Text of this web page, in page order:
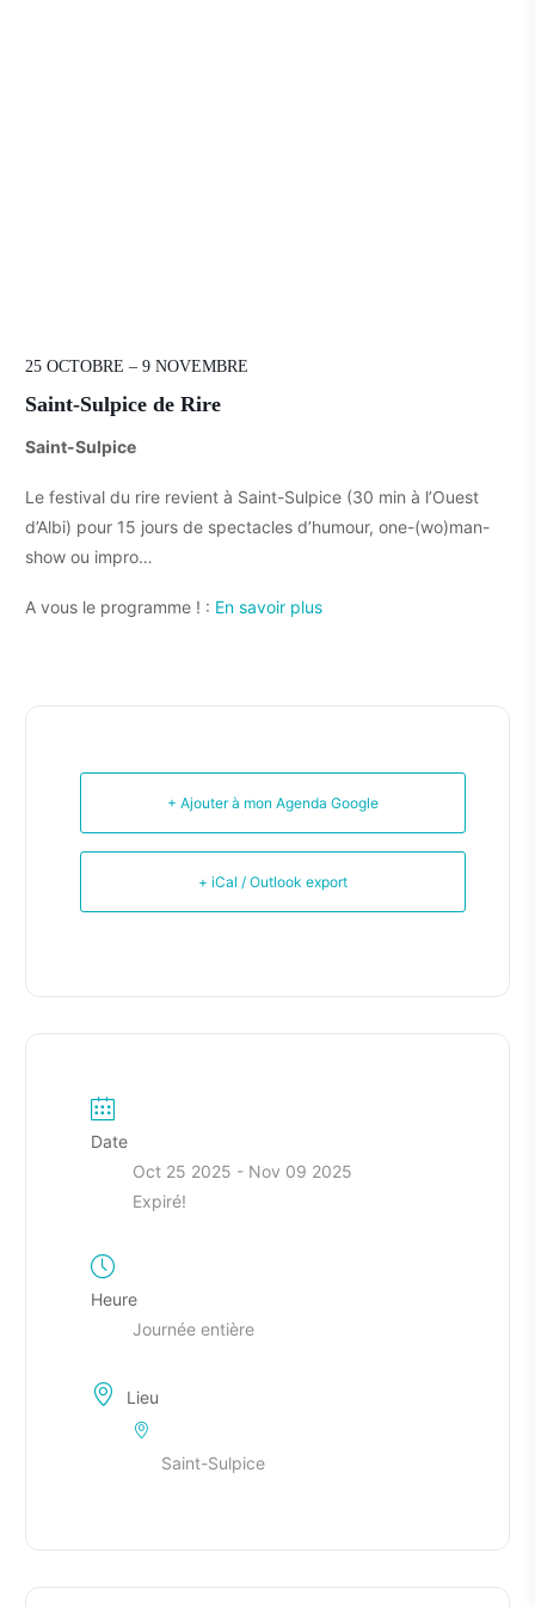
25 OCTOBRE – 9 NOVEMBRE
Saint-Sulpice de Rire
Saint-Sulpice
Le festival du rire revient à Saint-Sulpice (30 min à l’Ouest
d’Albi) pour 15 jours de spectacles d’humour, one-(wo)man-
show ou impro…
A vous le programme ! : En savoir plus
+ Ajouter à mon Agenda Google
+ iCal / Outlook export
Date
Oct 25 2025 - Nov 09 2025
Expiré!
Heure
Journée entière
Lieu
Saint-Sulpice